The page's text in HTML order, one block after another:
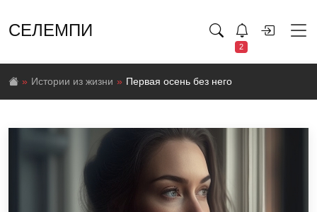
СЕЛЕМПИ
2
Истории из жизни Первая осень без него